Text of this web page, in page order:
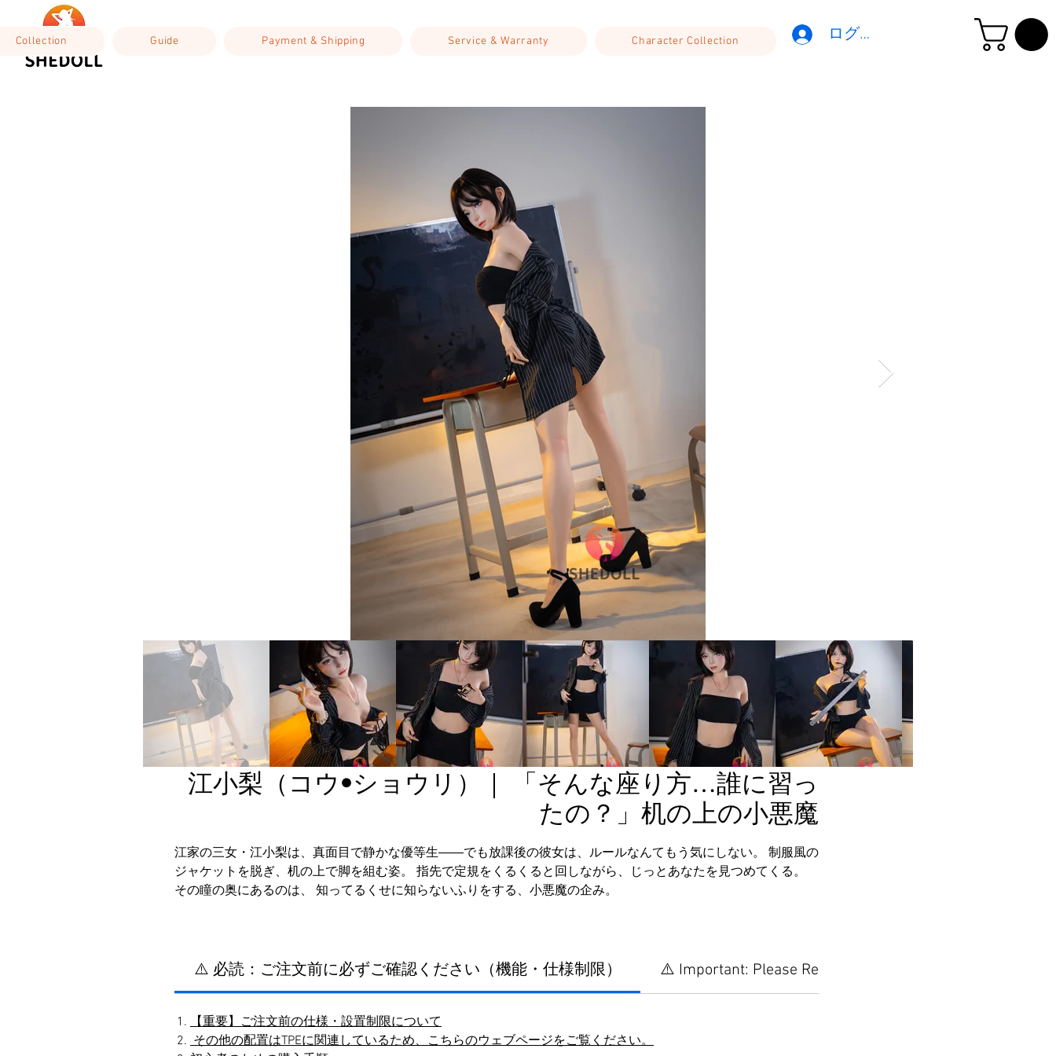
Collection Guide Payment & Shipping Service & Warranty Character Collection ログイン
江小梨（コウ•ショウリ）｜ 「そんな座り方…誰に習っ
たの？」机の上の小悪魔
江家の三女・江小梨は、真面目で静かな優等生――でも放課後の彼女は、ルールなんてもう気にしない。 制服風の
ジャケットを脱ぎ、机の上で脚を組む姿。 指先で定規をくるくると回しながら、じっとあなたを見つめてくる。
その瞳の奥にあるのは、 知ってるくせに知らないふりをする、小悪魔の企み。
⚠️ 必読：ご注文前に必ずご確認ください（機能・仕様制限） ⚠️ Important: Please Read Before Placing Your Orde
【重要】ご注文前の仕様・設置制限について
その他の配置はTPEに関連しているため、こちらのウェブページをご覧ください。